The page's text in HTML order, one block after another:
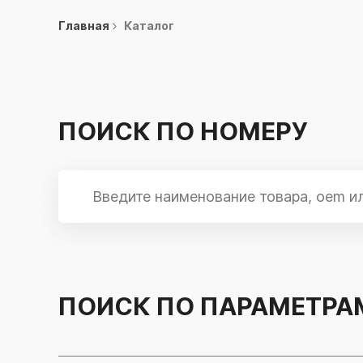
Главная Каталог
ПОИСК ПО НОМЕРУ
ПОИСК ПО